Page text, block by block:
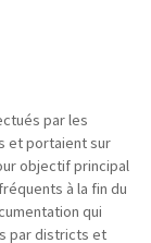
par les
et portaient sur
objectif principal
à la fin du
qui
par districts et